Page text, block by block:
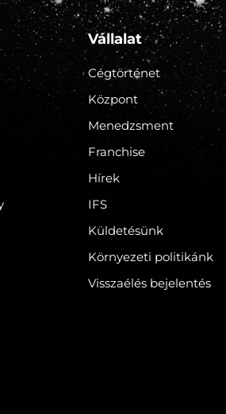
Vállalat
Cégtörténet
Központ
Menedzsment
Franchise
Hírek
IFS
Küldetésünk
Környezeti politikánk
Visszaélés bejelentés